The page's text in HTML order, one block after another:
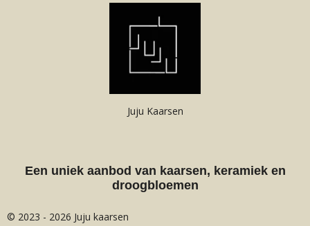
Juju Kaarsen
Een uniek aanbod van kaarsen, keramiek en
droogbloemen
© 2023 - 2026 Juju kaarsen